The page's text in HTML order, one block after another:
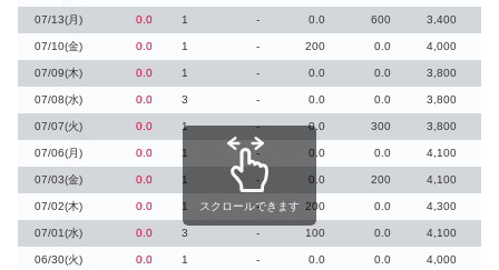
07/13(月) 0.0 1 - 0.0 600 3,400
07/10(金) 0.0 1 - 200 0.0 4,000
07/09(木) 0.0 1 - 0.0 0.0 3,800
07/08(水) 0.0 3 - 0.0 0.0 3,800
07/07(火) 0.0 1 - 0.0 300 3,800
07/06(月) 0.0 1 - 0.0 0.0 4,100
07/03(金) 0.0 1 - 0.0 200 4,100
07/02(木) 0.0 1 - 200 0.0 4,300
07/01(水) 0.0 3 - 100 0.0 4,100
06/30(火) 0.0 1 - 0.0 0.0 4,000
スクロールできます